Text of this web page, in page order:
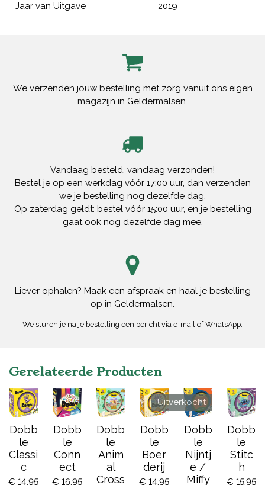
Jaar van Uitgave 2019
We verzenden jouw bestelling met zorg vanuit ons eigen
magazijn in Geldermalsen.
Vandaag besteld, vandaag verzonden!
Bestel je op een werkdag vóór 17:00 uur, dan verzenden
we je bestelling nog dezelfde dag.
Op zaterdag geldt: bestel vóór 15:00 uur, en je bestelling
gaat ook nog dezelfde dag mee.
Liever ophalen? Maak een afspraak en haal je bestelling
op in Geldermalsen.
We sturen je na je bestelling een bericht via e-mail of WhatsApp.
Gerelateerde Producten
Dobb
le
Classi
c
€ 14,95
Dobb
le
Conn
ect
€ 16,95
Dobb
le
Anim
al
Cross
Dobb
le
Boer
derij
€ 14,95
Uitverkocht
Dobb
le
Nijntj
e /
Miffy
Dobb
le
Stitc
h
€ 15,95